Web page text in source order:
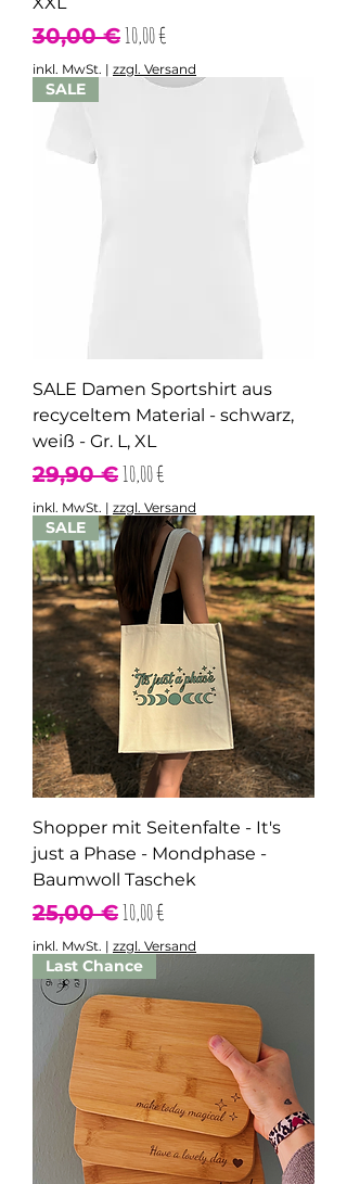
Standardpreis
30,00 €Sale-Preis
10,00 €
inkl. MwSt. | zzgl. Versand
SALE
SALE Damen Sportshirt aus
recyceltem Material - schwarz,
weiß - Gr. L, XL
Standardpreis
29,90 €Sale-Preis
10,00 €
inkl. MwSt. | zzgl. Versand
SALE
Shopper mit Seitenfalte - It's
just a Phase - Mondphase -
Baumwoll Taschek
Standardpreis
25,00 €Sale-Preis
10,00 €
inkl. MwSt. | zzgl. Versand
Last Chance